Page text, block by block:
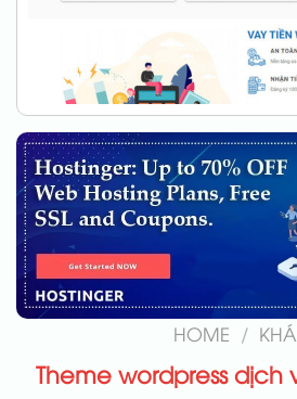
HOME /
Theme wordpress dịch